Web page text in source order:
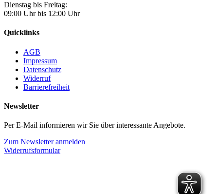
Dienstag bis Freitag:
09:00 Uhr bis 12:00 Uhr
Quicklinks
AGB
Impressum
Datenschutz
Widerruf
Barrierefreiheit
Newsletter
Per E-Mail informieren wir Sie über interessante Angebote.
Zum Newsletter anmelden
Widerrufsformular